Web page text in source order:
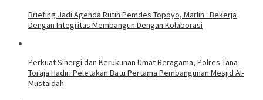
Briefing Jadi Agenda Rutin Pemdes Topoyo, Marlin : Bekerja
Dengan Integritas Membangun Dengan Kolaborasi
Perkuat Sinergi dan Kerukunan Umat Beragama, Polres Tana
Toraja Hadiri Peletakan Batu Pertama Pembangunan Mesjid Al-
Mustaidah